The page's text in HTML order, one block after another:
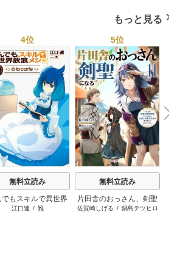
一ノ関りん子
もっと見る
4位
無料立読み
でもスキルで異世界
放浪メシ
江口連 / 雅
5位
無料立読み
片田舎のおっさん、剣聖
になる ～ただの田舎の
佐賀崎しげる / 鍋島テツヒロ
N
e
x
t